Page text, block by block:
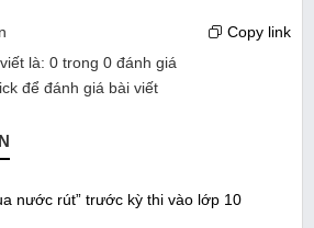
Copy link
là: 0 trong 0 đánh giá
để đánh giá bài viết
nước rút” trước kỳ thi vào lớp 10